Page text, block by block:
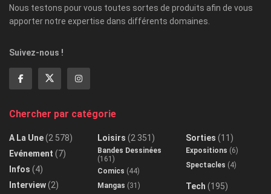
Nous testons pour vous toutes sortes de produits afin de vous
apporter notre expertise dans différents domaines.
Suivez-nous !
Chercher par catégorie
A La Une(2 578)
Evénement (7)
Infos (4)
Interview(2)
Loisirs (2 351)
Bandes Dessinées
(161)
Comics (44)
Mangas (31)
Sorties (11)
Expositions (6)
Spectacles (4)
Tech (195)